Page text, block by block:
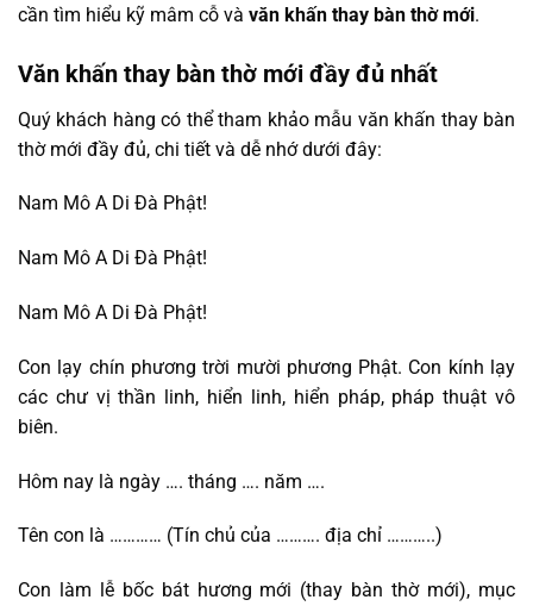
cần tìm hiểu kỹ mâm cỗ và văn khấn thay bàn thờ mới.
Văn khấn thay bàn thờ mới đầy đủ nhất
Quý khách hàng có thể tham khảo mẫu văn khấn thay bàn
thờ mới đầy đủ, chi tiết và dễ nhớ dưới đây:
Nam Mô A Di Đà Phật!
Nam Mô A Di Đà Phật!
Nam Mô A Di Đà Phật!
Con lạy chín phương trời mười phương Phật. Con kính lạy
các chư vị thần linh, hiển linh, hiển pháp, pháp thuật vô
biên.
Hôm nay là ngày …. tháng …. năm ….
Tên con là ………… (Tín chủ của ………. địa chỉ ………..)
Con làm lễ bốc bát hương mới (thay bàn thờ mới), mục